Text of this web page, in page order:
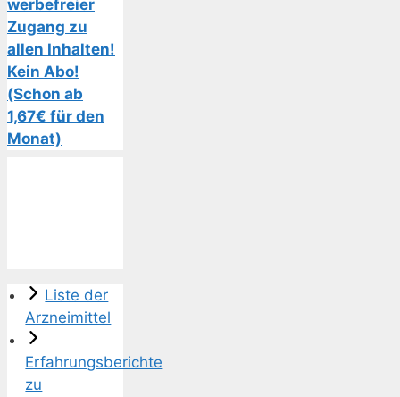
werbefreier
Zugang zu
allen Inhalten!
Kein Abo!
(Schon ab
1,67€ für den
Monat)
Liste der
Arzneimittel
Erfahrungsberichte
zu